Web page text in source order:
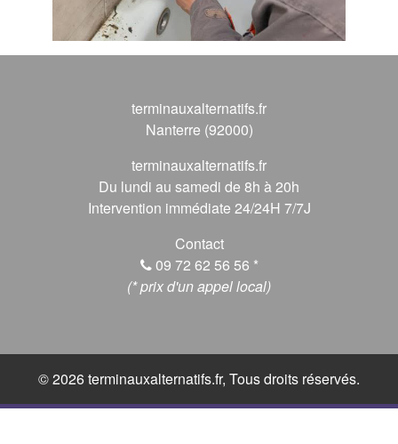
terminauxalternatifs.fr
Nanterre (92000)
terminauxalternatifs.fr
Du lundi au samedi de 8h à 20h
Intervention immédiate 24/24H 7/7J
Contact
09 72 62 56 56 *
(* prix d'un appel local)
© 2026 terminauxalternatifs.fr, Tous droits réservés.